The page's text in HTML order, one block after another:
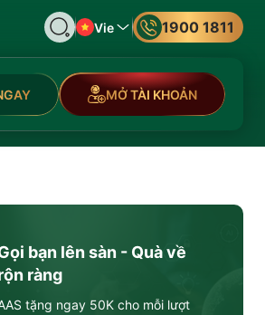
Vie 1900 1811
MỞ TÀI KHOẢN
bạn lên sàn - Quà về
ràng
tặng ngay 50K cho mỗi lượt